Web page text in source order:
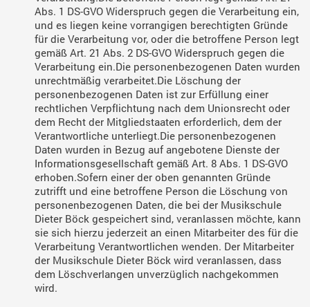
Abs. 1 DS-GVO Widerspruch gegen die Verarbeitung ein,
und es liegen keine vorrangigen berechtigten Gründe
für die Verarbeitung vor, oder die betroffene Person legt
gemäß Art. 21 Abs. 2 DS-GVO Widerspruch gegen die
Verarbeitung ein.Die personenbezogenen Daten wurden
unrechtmäßig verarbeitet.Die Löschung der
personenbezogenen Daten ist zur Erfüllung einer
rechtlichen Verpflichtung nach dem Unionsrecht oder
dem Recht der Mitgliedstaaten erforderlich, dem der
Verantwortliche unterliegt.Die personenbezogenen
Daten wurden in Bezug auf angebotene Dienste der
Informationsgesellschaft gemäß Art. 8 Abs. 1 DS-GVO
erhoben.Sofern einer der oben genannten Gründe
zutrifft und eine betroffene Person die Löschung von
personenbezogenen Daten, die bei der Musikschule
Dieter Böck gespeichert sind, veranlassen möchte, kann
sie sich hierzu jederzeit an einen Mitarbeiter des für die
Verarbeitung Verantwortlichen wenden. Der Mitarbeiter
der Musikschule Dieter Böck wird veranlassen, dass
dem Löschverlangen unverzüglich nachgekommen
wird.